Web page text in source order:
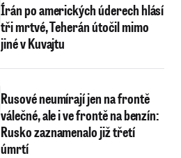
Írán po amerických úderech hlásí
tři mrtvé, Teherán útočil mimo
jiné v Kuvajtu
Rusové neumírají jen na frontě
válečné, ale i ve frontě na benzín:
Rusko zaznamenalo již třetí
úmrtí